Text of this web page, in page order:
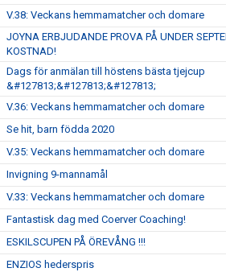
V.38: Veckans hemmamatcher och domare
JOYNA ERBJUDANDE PROVA PÅ UNDER
KOSTNAD!
Dags för anmälan till höstens bästa tjejcup
&#127813;&#127813;&#127813;
V.36: Veckans hemmamatcher och domare
Se hit, barn födda 2020
V.35: Veckans hemmamatcher och domare
Invigning 9-mannamål
V.33: Veckans hemmamatcher och domare
Fantastisk dag med Coerver Coaching!
ESKILSCUPEN PÅ ÖREVÅNG !!!
ENZIOS hederspris